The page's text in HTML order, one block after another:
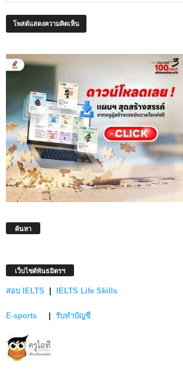
ค้นหา
เว็บไซต์พันธมิตรฯ
สอบ IELTS IELTS Life Skills
E-sports รับทำบัญชี